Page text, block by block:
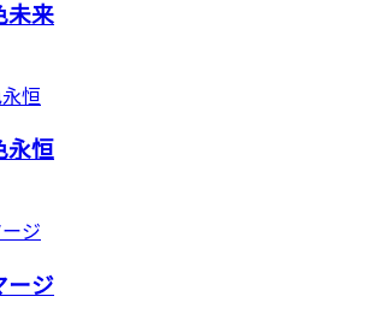
未来
永恒
ージ